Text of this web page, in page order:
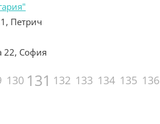
Петрич
22, София
130 131 132 133 134 135 136